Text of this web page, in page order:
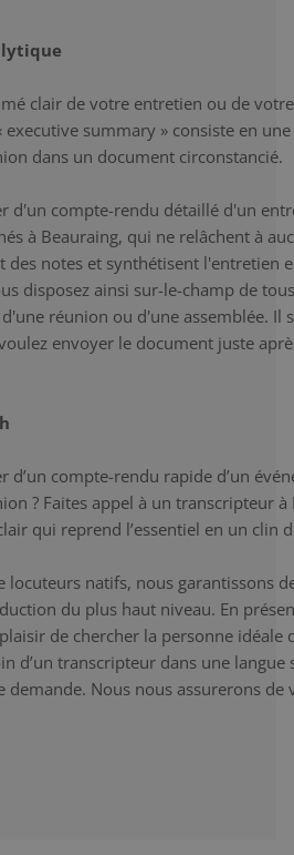
clair de votre entretien ou de
summary » consiste en
dans un document circonstancié.
d'un compte-rendu détaillé d'un
à Beauraing, qui ne relâchent à
des notes et synthétisent l'entretien
disposez ainsi sur-le-champ de
réunion ou d'une assemblée. Il
envoyer le document juste
d’un compte-rendu rapide d’un
? Faites appel à un transcripteur à
qui reprend l’essentiel en un clin
locuteurs natifs, nous garantissons
du plus haut niveau. En
de chercher la personne idéale
d’un transcripteur dans une langue
demande. Nous nous assurerons de